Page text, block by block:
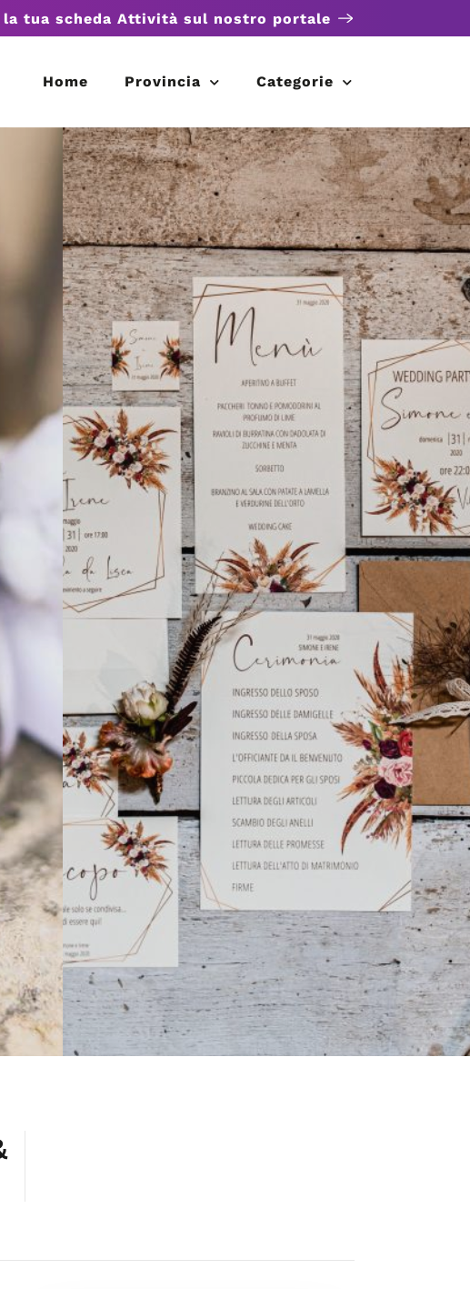
la tua scheda Attività sul nostro portale
Home Provincia Categorie